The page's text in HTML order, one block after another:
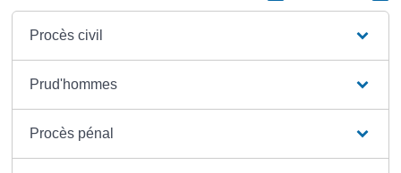
Procès civil
Prud'hommes
Procès pénal